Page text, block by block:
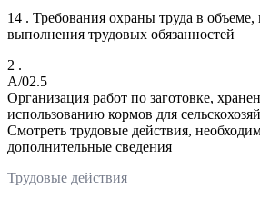
14 . Требования охраны труда в
выполнения трудовых обязанностей
2 .
A/02.5
Организация работ по заготовке,
использованию кормов для
Смотреть трудовые действия,
дополнительные сведения
Трудовые действия